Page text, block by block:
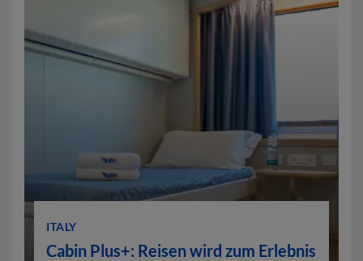
ITALY
Cabin Plus+: Reisen wird zum Erlebnis